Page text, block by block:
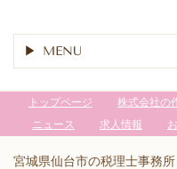
MENU
トップページ 株式会社の
ニュース
求人情報
宮城県仙台市の税理士事務所